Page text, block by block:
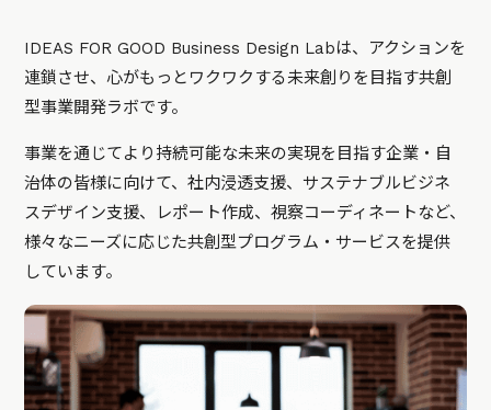
IDEAS FOR GOOD Business Design Labは、アクションを
連鎖させ、心がもっとワクワクする未来創りを目指す共創
型事業開発ラボです。
事業を通じてより持続可能な未来の実現を目指す企業・自
治体の皆様に向けて、社内浸透支援、サステナブルビジネ
スデザイン支援、レポート作成、視察コーディネートなど、
様々なニーズに応じた共創型プログラム・サービスを提供
しています。